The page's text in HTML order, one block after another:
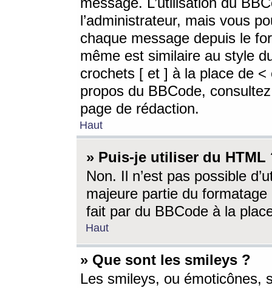
l’administrateur, mais vous
chaque message depuis le
même est similaire au style
crochets [ et ] à la place de <
propos du BBCode,
page de rédaction.
Haut
» Puis-je utiliser du HTML
Non. Il n’est pas possible
majeure partie du
fait par du BBCode à la
Haut
» Que sont les smileys ?
Les smileys, ou émoticônes,